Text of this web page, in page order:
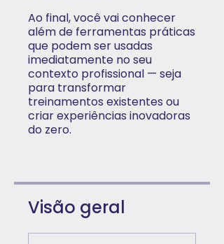
Ao final, você vai conhecer
além de ferramentas práticas
que podem ser usadas
imediatamente no seu
contexto profissional — seja
para transformar
treinamentos existentes ou
criar experiências inovadoras
do zero.
Visão geral